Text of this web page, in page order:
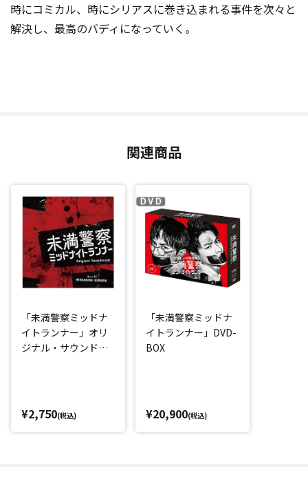
時にコミカル、時にシリアスに巻き込まれる事件を次々と
解決し、最高のバディになっていく。
関連商品
「未満警察ミッドナ
イトランナー」オリ
ジナル・サウンドト
¥2,750(税込)
「未満警察ミッドナ
イトランナー」DVD-
BOX
¥20,900(税込)